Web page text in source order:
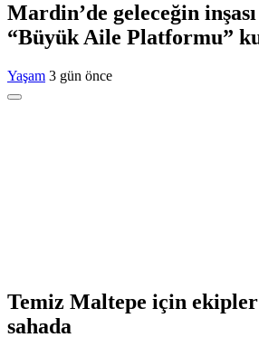
Mardin’de geleceğin
“Büyük Aile Platformu”
Yaşam 3 gün önce
Temiz Maltepe için ekipler
sahada